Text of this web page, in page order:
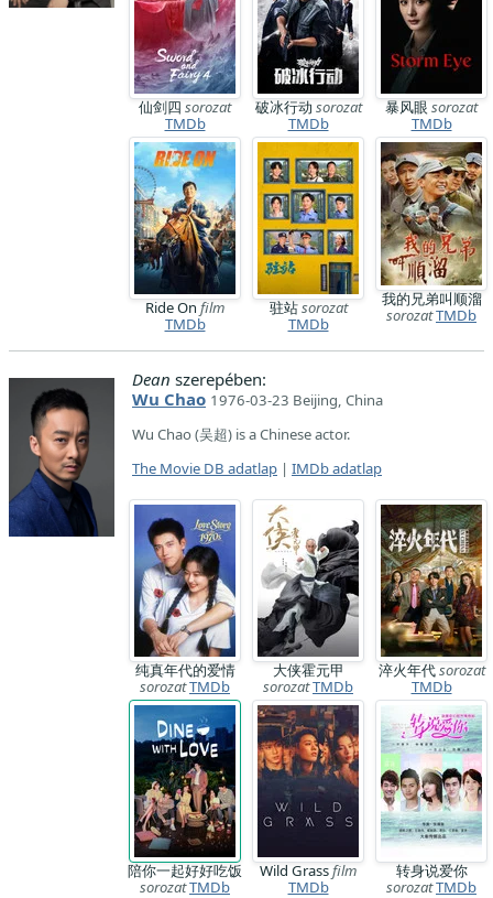
仙剑四 sorozat
TMDb
破冰行动 sorozat
TMDb
暴风眼 sorozat
TMDb
Ride On film
TMDb
驻站sorozat
TMDb
我的兄弟叫顺溜
sorozatTMDb
Dean szerepében:
Wu Chao 1976-03-23 Beijing, China
Wu Chao (吴超) is a Chinese actor.
The Movie DB adatlap | IMDb adatlap
纯真年代的爱情
sorozatTMDb
大侠霍元甲
sorozatTMDb
淬火年代sorozat
TMDb
陪你一起好好吃饭
sorozatTMDb
Wild Grassfilm
TMDb
转身说爱你
sorozatTMDb